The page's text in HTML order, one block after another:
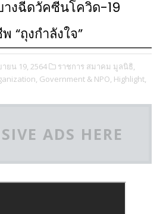
างฉีดวัคซีนโควิด-19
“ถุงกำลังใจ”
ยน 19, 2564
ราชการ สมาคม มูลนิธิ,
Government & NPO, Highlight,
ADS HERE